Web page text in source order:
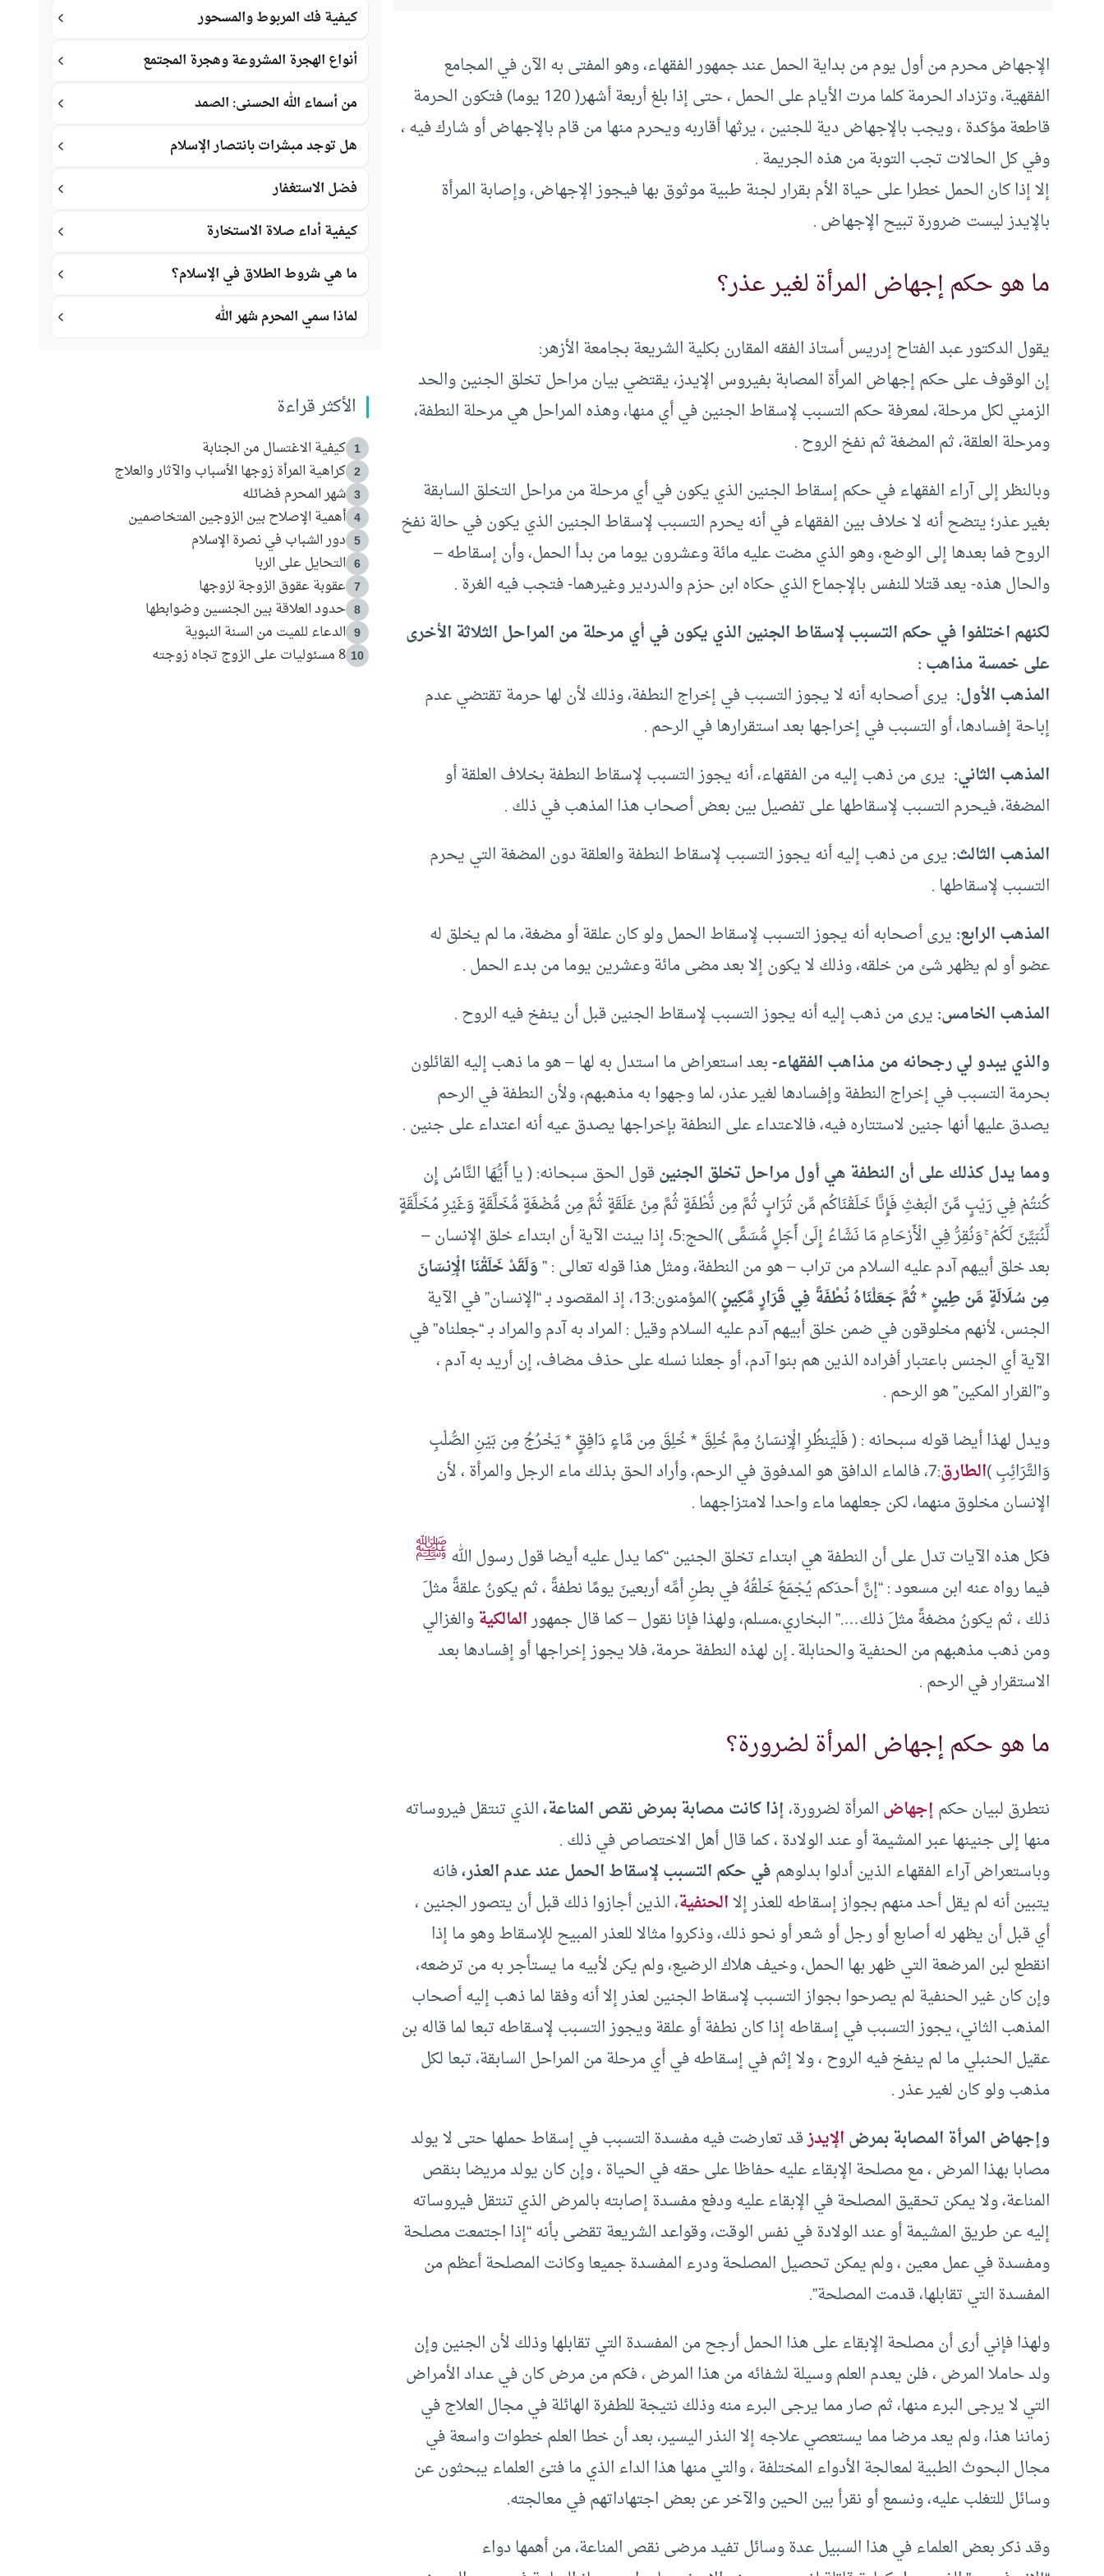
الإجهاض محرم من أول يوم من بداية الحمل عند جمهور الفقهاء، وهو المفتى به الآن في المجامع
الفقهية، وتزداد الحرمة كلما مرت الأيام على الحمل ، حتى إذا بلغ أربعة أشهر( 120 يوما) فتكون الحرمة
قاطعة مؤكدة ، ويجب بالإجهاض دية للجنين ، يرثها أقاربه ويحرم منها من قام بالإجهاض أو شارك فيه ،
وفي كل الحالات تجب التوبة من هذه الجريمة .
إلا إذا كان الحمل خطرا على حياة الأم بقرار لجنة طبية موثوق بها فيجوز الإجهاض، وإصابة المرأة
بالإيدز ليست ضرورة تبيح الإجهاض .
ما هو حكم إجهاض المرأة لغير عذر؟
يقول الدكتور عبد الفتاح إدريس أستاذ الفقه المقارن بكلية الشريعة بجامعة الأزهر:
إن الوقوف على حكم إجهاض المرأة المصابة بفيروس الإيدز، يقتضي بيان مراحل تخلق الجنين والحد
الزمني لكل مرحلة، لمعرفة حكم التسبب لإسقاط الجنين في أي منها، وهذه المراحل هي مرحلة النطفة،
ومرحلة العلقة، ثم المضغة ثم نفخ الروح .
وبالنظر إلى آراء الفقهاء في حكم إسقاط الجنين الذي يكون في أي مرحلة من مراحل التخلق السابقة
بغير عذر؛ يتضح أنه لا خلاف بين الفقهاء في أنه يحرم التسبب لإسقاط الجنين الذي يكون في حالة نفخ
الروح فما بعدها إلى الوضع، وهو الذي مضت عليه مائة وعشرون يوما من بدأ الحمل، وأن إسقاطه –
والحال هذه- يعد قتلا للنفس بالإجماع الذي حكاه ابن حزم والدردير وغيرهما- فتجب فيه الغرة .
لكنهم اختلفوا في حكم التسبب لإسقاط الجنين الذي يكون في أي مرحلة من المراحل الثلاثة الأخرى
على خمسة مذاهب :
المذهب الأول: يرى أصحابه أنه لا يجوز التسبب في إخراج النطفة، وذلك لأن لها حرمة تقتضي عدم
إباحة إفسادها، أو التسبب في إخراجها بعد استقرارها في الرحم .
المذهب الثاني: يرى من ذهب إليه من الفقهاء، أنه يجوز التسبب لإسقاط النطفة بخلاف العلقة أو
المضغة، فيحرم التسبب لإسقاطها على تفصيل بين بعض أصحاب هذا المذهب في ذلك .
المذهب الثالث:يرى من ذهب إليه أنه يجوز التسبب لإسقاط النطفة والعلقة دون المضغة التي يحرم
التسبب لإسقاطها .
المذهب الرابع:يرى أصحابه أنه يجوز التسبب لإسقاط الحمل ولو كان علقة أو مضغة، ما لم يخلق له
عضو أو لم يظهر شئ من خلقه، وذلك لا يكون إلا بعد مضى مائة وعشرين يوما من بدء الحمل .
المذهب الخامس:يرى من ذهب إليه أنه يجوز التسبب لإسقاط الجنين قبل أن ينفخ فيه الروح .
والذي يبدو لي رجحانه من مذاهب الفقهاء-بعد استعراض ما استدل به لها – هو ما ذهب إليه القائلون
بحرمة التسبب في إخراج النطفة وإفسادها لغير عذر، لما وجهوا به مذهبهم، ولأن النطفة في الرحم
يصدق عليها أنها جنين لاستتاره فيه، فالاعتداء على النطفة بإخراجها يصدق عيه أنه اعتداء على جنين .
ومما يدل كذلك على أن النطفة هي أول مراحل تخلق الجنينقول الحق سبحانه: ( يا أَيُّهَا النَّاسُ إِن
كُنتُمْ فِي رَيْبٍ مِّنَ الْبَعْثِ فَإِنَّا خَلَقْنَاكُم مِّن تُرَابٍ ثُمَّ مِن نُّطْفَةٍ ثُمَّ مِنْ عَلَقَةٍ ثُمَّ مِن مُّضْغَةٍ مُّخَلَّقَةٍ وَغَيْرِ مُخَلَّقَةٍ
لِّنُبَيِّنَ لَكُمْ ۚ وَنُقِرُّ فِي الْأَرْحَامِ مَا نَشَاءُ إِلَىٰ أَجَلٍ مُّسَمًّى )الحج:5، إذا بينت الآية أن ابتداء خلق الإنسان –
بعد خلق أبيهم آدم عليه السلام من تراب – هو من النطفة، ومثل هذا قوله تعالى : ”وَلَقَدْ خَلَقْنَا الْإِنسَانَ
مِن سُلَالَةٍ مِّن طِينٍ*ثُمَّ جَعَلْنَاهُ نُطْفَةً فِي قَرَارٍ مَّكِينٍ
)المؤمنون:13، إذ المقصود بـ “الإنسان” في الآية
الجنس، لأنهم مخلوقون في ضمن خلق أبيهم آدم عليه السلام وقيل : المراد به آدم والمراد بـ “جعلناه” في
الآية أي الجنس باعتبار أفراده الذين هم بنوا آدم، أو جعلنا نسله على حذف مضاف، إن أريد به آدم ،
و”القرار المكين” هو الرحم .
ويدل لهذا أيضا قوله سبحانه : ( فَلْيَنظُرِ الْإِنسَانُ مِمَّ خُلِقَ * خُلِقَ مِن مَّاءٍ دَافِقٍ * يَخْرُجُ مِن بَيْنِ الصُّلْبِ
وَالتَّرَائِبِ )الطارق :7، فالماء الدافق هو المدفوق في الرحم، وأراد الحق بذلك ماء الرجل والمرأة ، لأن
الإنسان مخلوق منهما، لكن جعلهما ماء واحدا لامتزاجهما .
فكل هذه الآيات تدل على أن النطفة هي ابتداء تخلق الجنين “كما يدل عليه أيضا قول رسول اللهﷺ
فيما رواه عنه ابن مسعود : “إنَّ أحدَكم يُجْمَعُ خَلْقُهُ في بطنِ أمِّه أربعينَ يومًا نطفةً ، ثم يكونُ علقةً مثلَ
ذلك ، ثم يكونُ مضغةً مثلَ ذلك….” البخاري،مسلم، ولهذا فإنا نقول – كما قال جمهورالمالكيةوالغزالي
ومن ذهب مذهبهم من الحنفية والحنابلة ـ إن لهذه النطفة حرمة، فلا يجوز إخراجها أو إفسادها بعد
الاستقرار في الرحم .
ما هو حكم إجهاض المرأة لضرورة؟
نتطرق لبيان حكمإجهاضالمرأة لضرورة،إذا كانت مصابة بمرض نقص المناعة،الذي تنتقل فيروساته
منها إلى جنينها عبر المشيمة أو عند الولادة ، كما قال أهل الاختصاص في ذلك .
وباستعراض آراء الفقهاء الذين أدلوا بدلوهمفي حكم التسبب لإسقاط الحمل عند عدم العذر،فانه
يتبين أنه لم يقل أحد منهم بجواز إسقاطه للعذر إلاالحنفية، الذين أجازوا ذلك قبل أن يتصور الجنين ،
أي قبل أن يظهر له أصابع أو رجل أو شعر أو نحو ذلك، وذكروا مثالا للعذر المبيح للإسقاط وهو ما إذا
انقطع لبن المرضعة التي ظهر بها الحمل، وخيف هلاك الرضيع، ولم يكن لأبيه ما يستأجر به من ترضعه،
وإن كان غير الحنفية لم يصرحوا بجواز التسبب لإسقاط الجنين لعذر إلا أنه وفقا لما ذهب إليه أصحاب
المذهب الثاني، يجوز التسبب في إسقاطه إذا كان نطفة أو علقة ويجوز التسبب لإسقاطه تبعا لما قاله بن
عقيل الحنبلي ما لم ينفخ فيه الروح ، ولا إثم في إسقاطه في أي مرحلة من المراحل السابقة، تبعا لكل
مذهب ولو كان لغير عذر .
وإجهاض المرأة المصابة بمرضالإيدزقد تعارضت فيه مفسدة التسبب في إسقاط حملها حتى لا يولد
مصابا بهذا المرض ، مع مصلحة الإبقاء عليه حفاظا على حقه في الحياة ، وإن كان يولد مريضا بنقص
المناعة، ولا يمكن تحقيق المصلحة في الإبقاء عليه ودفع مفسدة إصابته بالمرض الذي تنتقل فيروساته
إليه عن طريق المشيمة أو عند الولادة في نفس الوقت، وقواعد الشريعة تقضى بأنه “إذا اجتمعت مصلحة
ومفسدة في عمل معين ، ولم يمكن تحصيل المصلحة ودرء المفسدة جميعا وكانت المصلحة أعظم من
المفسدة التي تقابلها، قدمت المصلحة”.
ولهذا فإني أرى أن مصلحة الإبقاء على هذا الحمل أرجح من المفسدة التي تقابلها وذلك لأن الجنين وإن
ولد حاملا المرض ، فلن يعدم العلم وسيلة لشفائه من هذا المرض ، فكم من مرض كان في عداد الأمراض
التي لا يرجى البرء منها، ثم صار مما يرجى البرء منه وذلك نتيجة للطفرة الهائلة في مجال العلاج في
زماننا هذا، ولم يعد مرضا مما يستعصي علاجه إلا النذر اليسير، بعد أن خطا العلم خطوات واسعة في
مجال البحوث الطبية لمعالجة الأدواء المختلفة ، والتي منها هذا الداء الذي ما فتئ العلماء يبحثون عن
وسائل للتغلب عليه، ونسمع أو نقرأ بين الحين والآخر عن بعض اجتهاداتهم في معالجته.
وقد ذكر بعض العلماء في هذا السبيل عدة وسائل تفيد مرضى نقص المناعة، من أهمها دواء
كيفية فك المربوط والمسحور
أنواع الهجرة المشروعة وهجرة المجتمع
من أسماء الله الحسنى: الصمد
هل توجد مبشرات بانتصار الإسلام
فضل الاستغفار
كيفية أداء صلاة الاستخارة
ما هي شروط الطلاق في الإسلام؟
لماذا سمي المحرم شهر الله
الأكثر قراءة
1 كيفية الاغتسال من الجنابة
2 كراهية المرأة زوجها الأسباب والآثار والعلاج
3 شهر المحرم فضائله
4 أهمية الإصلاح بين الزوجين المتخاصمين
5 دور الشباب في نصرة الإسلام
6 التحايل على الربا
7 عقوبة عقوق الزوجة لزوجها
8 حدود العلاقة بين الجنسين وضوابطها
9 الدعاء للميت من السنة النبوية
10 8 مسئوليات على الزوج تجاه زوجته